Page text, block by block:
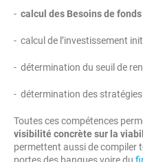
- calcul des Besoins de
- calcul de l’investissement
- détermination du seuil de
- détermination des
Toutes ces compétences
visibilité concrète sur la
permettent aussi de compiler